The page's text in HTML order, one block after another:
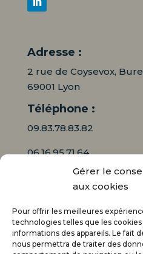
Gérer le
aux cookies
Pour offrir les meilleures
technologies telles que les
informations des appareils. Le fait
nous permettra de traiter des
Adresse :
2 rue de Coysevox,
69001 Lyon
Téléphone :
09.83.78.83.82
06.16.95.71.64
contact@audiciaux.fr
E-mail*